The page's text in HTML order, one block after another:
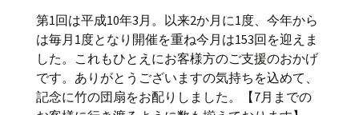
第1回は平成10年3月。以来2か月に1度、今年から
は毎月1度となり開催を重ね今月は153回を迎えま
した。これもひとえにお客様方のご支援のおかげ
です。ありがとうございますの気持ちを込めて、
記念に竹の団扇をお配りしました。【7月までの